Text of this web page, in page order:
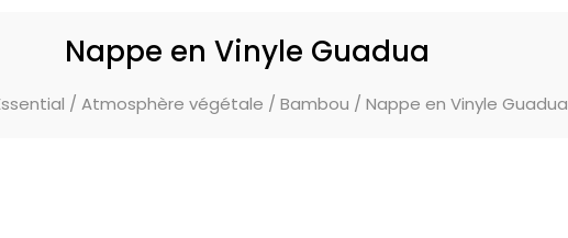
Nappe en Vinyle Guadua
/ Atmosphère végétale / Bambou / Nappe en Vinyle Guadua